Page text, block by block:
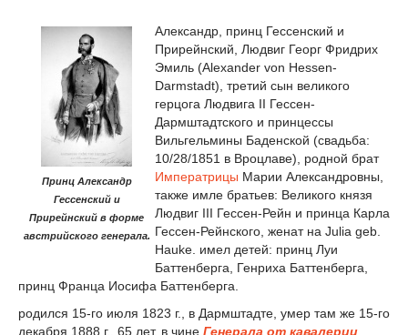
Принц Александр
Гессенский и
Прирейнский в форме
австрийского генерала.
Александр, принц Гессенский и
Прирейнский, Людвиг Георг Фридрих
Эмиль (Alexander von Hessen-
Darmstadt), третий сын великого
герцога Людвига II Гессен-
Дармштадтского и принцессы
Вильгельмины Баденской (свадьба:
10/28/1851 в Вроцлаве), родной брат
Императрицы Марии Александровны,
также имле братьев: Великого князя
Людвиг III Гессен-Рейн и принца Карла
Гессен-Рейнского, женат на Julia geb.
Hauke. имел детей: принц Луи
Баттенберга, Генриха Баттенберга,
принц Франца Иосифа Баттенберга.
родился 15-го июля 1823 г., в Дармштадте, умер там же 15-го
декабря 1888 г., 65 лет, в чине Генерала от кавалерии